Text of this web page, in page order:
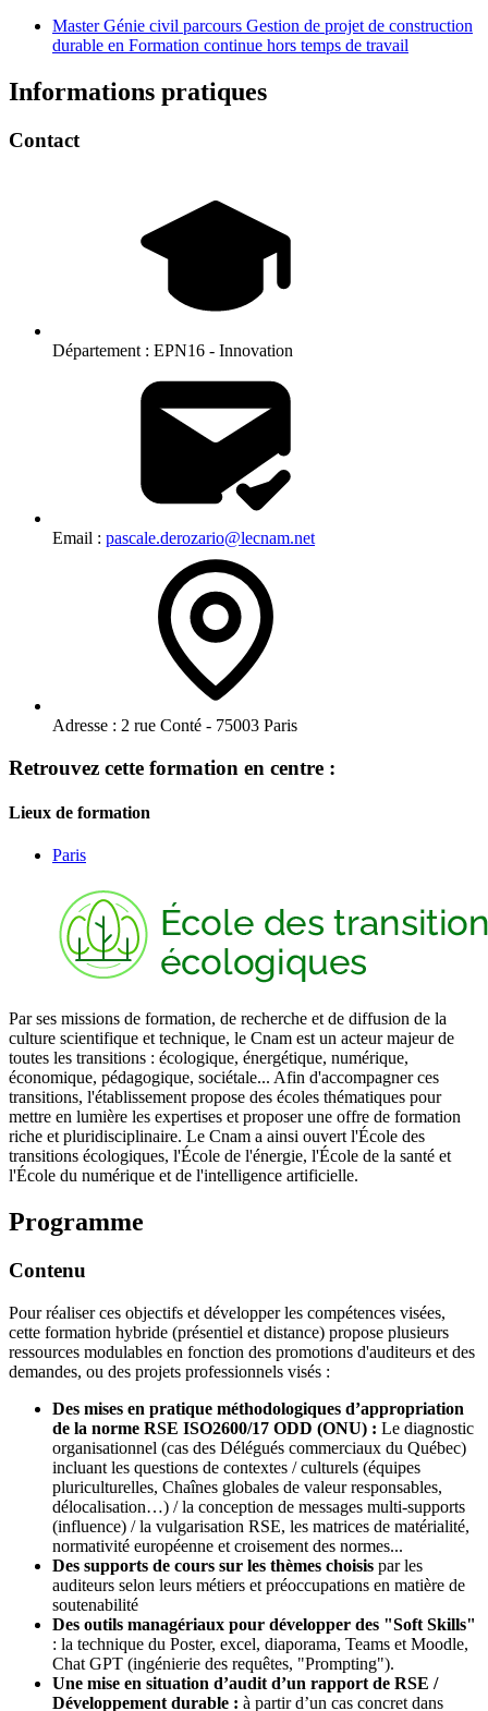
Master Génie civil parcours Gestion de projet de construction
durable en Formation continue hors temps de travail
Informations pratiques
Contact
Département : EPN16 - Innovation
Email : pascale.derozario@lecnam.net
Adresse : 2 rue Conté - 75003 Paris
Retrouvez cette formation en centre :
Lieux de formation
Paris
Par ses missions de formation, de recherche et de diffusion de la
culture scientifique et technique, le Cnam est un acteur majeur de
toutes les transitions : écologique, énergétique, numérique,
économique, pédagogique, sociétale... Afin d'accompagner ces
transitions, l'établissement propose des écoles thématiques pour
mettre en lumière les expertises et proposer une offre de formation
riche et pluridisciplinaire. Le Cnam a ainsi ouvert l'École des
transitions écologiques, l'École de l'énergie, l'École de la santé et
l'École du numérique et de l'intelligence artificielle.
Programme
Contenu
Pour réaliser ces objectifs et développer les compétences visées,
cette formation hybride (présentiel et distance) propose plusieurs
ressources modulables en fonction des promotions d'auditeurs et des
demandes, ou des projets professionnels visés :
Des mises en pratique méthodologiques d’appropriation
de la norme RSE ISO2600/17 ODD (ONU) : Le diagnostic
organisationnel (cas des Délégués commerciaux du Québec)
incluant les questions de contextes / culturels (équipes
pluriculturelles, Chaînes globales de valeur responsables,
délocalisation…) / la conception de messages multi-supports
(influence) / la vulgarisation RSE, les matrices de matérialité,
normativité européenne et croisement des normes...
Des supports de cours sur les thèmes choisis par les
auditeurs selon leurs métiers et préoccupations en matière de
soutenabilité
Des outils managériaux pour développer des "Soft Skills"
: la technique du Poster, excel, diaporama, Teams et Moodle,
Chat GPT (ingénierie des requêtes, "Prompting").
Une mise en situation d’audit d’un rapport de RSE /
Développement durable : à partir d’un cas concret dans